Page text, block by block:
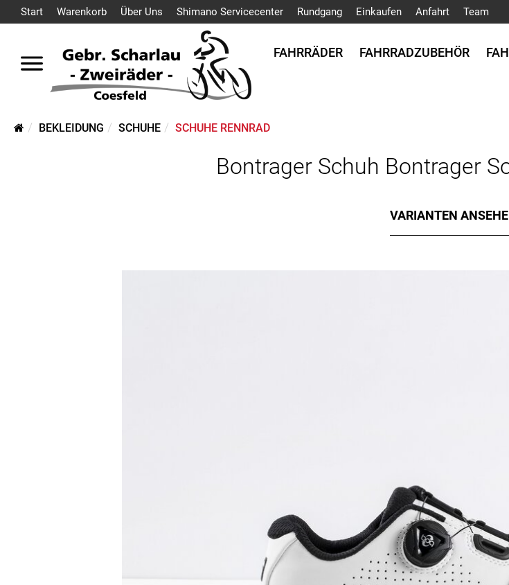
Start Warenkorb Über Uns Shimano Servicecenter Rundgang Einkaufen Anfahrt Team
FAHRRÄDER FAHRRADZUBEHÖR
BEKLEIDUNG SCHUHE SCHUHE RENNRAD
Bontrager Schuh Bontrager
VARIANTEN